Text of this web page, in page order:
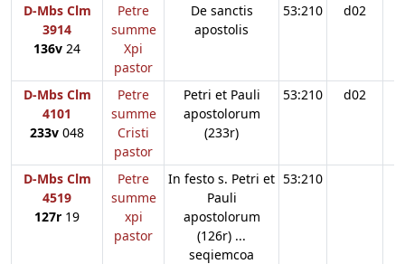
D-Mbs Clm
3914
136v 24
Petre
summe
Xpi
pastor
De sanctis
apostolis
53:210 d02
D-Mbs Clm
4101
233v 048
Petre
summe
Cristi
pastor
Petri et Pauli
apostolorum
(233r)
53:210 d02
D-Mbs Clm
4519
127r 19
Petre
summe
xpi
pastor
In festo s. Petri et
Pauli
apostolorum
(126r) ...
seqiemcoa
53:210